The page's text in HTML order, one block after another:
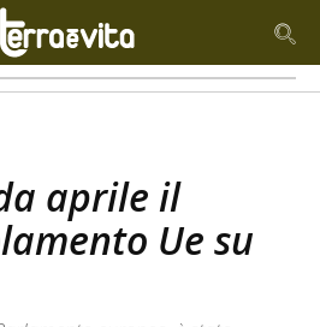
aprile il
Ue su